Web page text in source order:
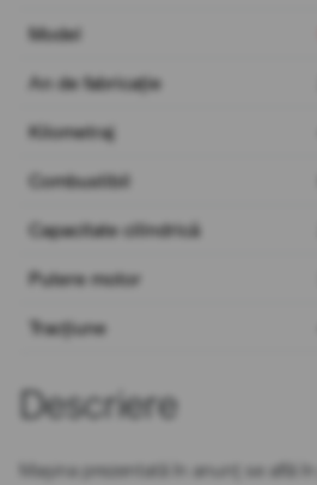
Model
An de fabricație
Kilometraj
Combustibil
Capacitate cilindrică
Putere motor
Tracțiune
Descriere
Mașina prezentată în anunț se află